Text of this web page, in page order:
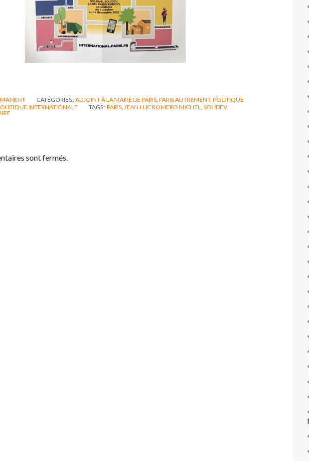
CATÉGORIES :ADJOINT À LA MAIRE DE PARIS, PARIS AUTREMENT, POLITIQUE
INTERNATIONALE TAGS :PARIS JEAN LUC ROMERO MICHEL SOLIDEV
sont fermés.